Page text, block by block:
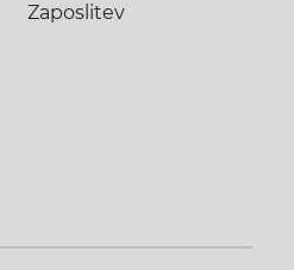
Zaposlitev